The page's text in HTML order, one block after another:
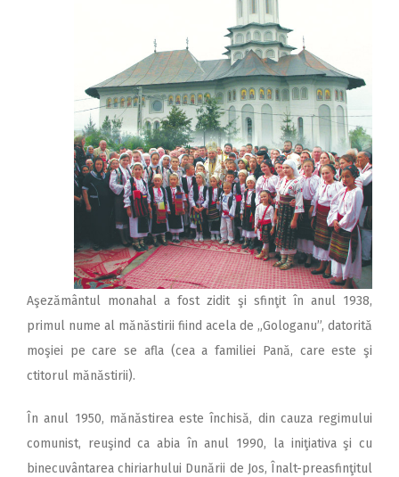
Aşezământul monahal a fost zidit şi sfinţit în anul 1938,
primul nume al mănăstirii fiind acela de „Gologanu”, datorită
moşiei pe care se afla (cea a familiei Pană, care este şi
ctitorul mănăstirii).
În anul 1950, mănăstirea este închisă, din cauza regimului
comunist, reuşind ca abia în anul 1990, la iniţiativa şi cu
binecuvântarea chiriarhului Dunării de Jos, Înalt-preasfinţitul